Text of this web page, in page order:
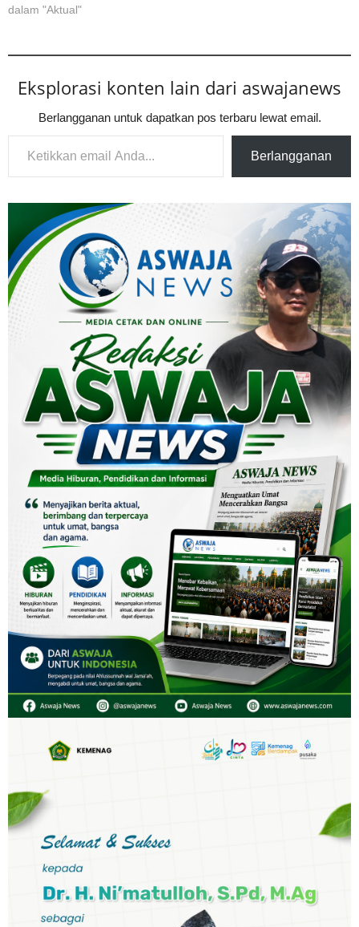
dalam "Aktual"
Eksplorasi konten lain dari aswajanews
Berlangganan untuk dapatkan pos terbaru lewat email.
Ketikkan email Anda...
Berlangganan